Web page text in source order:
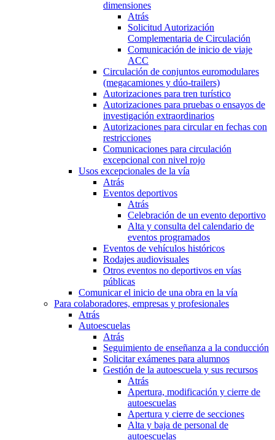
dimensiones
Atrás
Solicitud Autorización
Complementaria de Circulación
Comunicación de inicio de viaje
ACC
Circulación de conjuntos euromodulares
(megacamiones y dúo-trailers)
Autorizaciones para tren turístico
Autorizaciones para pruebas o ensayos de
investigación extraordinarios
Autorizaciones para circular en fechas con
restricciones
Comunicaciones para circulación
excepcional con nivel rojo
Usos excepcionales de la vía
Atrás
Eventos deportivos
Atrás
Celebración de un evento deportivo
Alta y consulta del calendario de
eventos programados
Eventos de vehículos históricos
Rodajes audiovisuales
Otros eventos no deportivos en vías
públicas
Comunicar el inicio de una obra en la vía
Para colaboradores, empresas y profesionales
Atrás
Autoescuelas
Atrás
Seguimiento de enseñanza a la conducción
Solicitar exámenes para alumnos
Gestión de la autoescuela y sus recursos
Atrás
Apertura, modificación y cierre de
autoescuelas
Apertura y cierre de secciones
Alta y baja de personal de
autoescuelas